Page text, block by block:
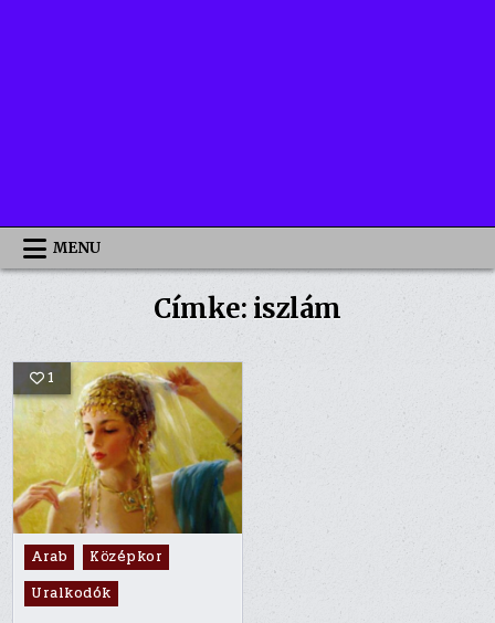
MENU
Címke: iszlám
1
Posted
in
Arab
Középkor
Uralkodók